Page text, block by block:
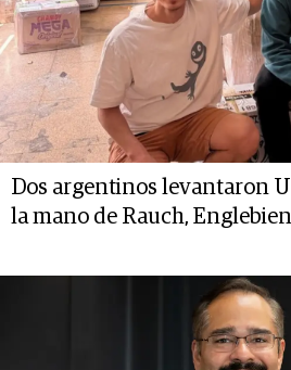
Dos argentinos levantaron
la mano de Rauch,